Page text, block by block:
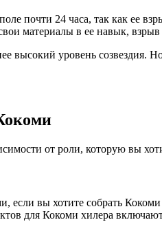
почти 24 часа, так как ее
материалы в ее навык,
уровень созвездия.
от роли, которую вы
вы хотите собрать
для Кокоми хилера